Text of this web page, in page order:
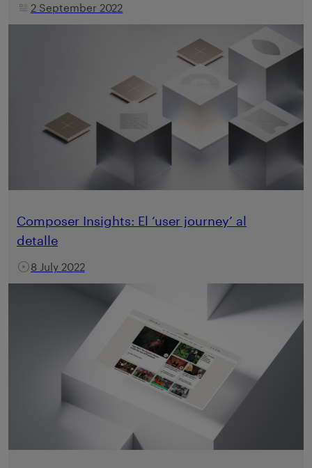
2 September 2022
Composer Insights: El ‘user journey’ al
detalle
8 July 2022